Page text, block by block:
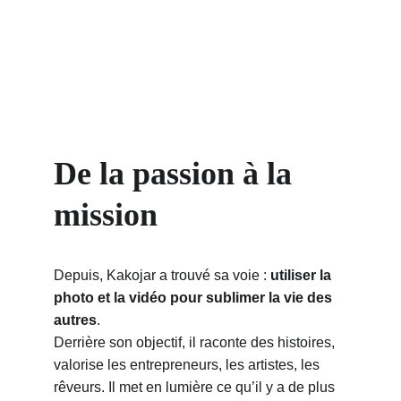
De la passion à la
mission
Depuis, Kakojar a trouvé sa voie : utiliser la
photo et la vidéo pour sublimer la vie des
autres.
Derrière son objectif, il raconte des histoires,
valorise les entrepreneurs, les artistes, les
rêveurs. Il met en lumière ce qu’il y a de plus